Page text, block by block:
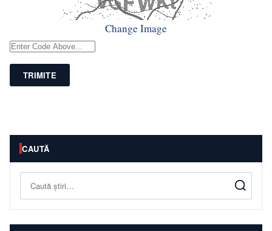
Change Image
TRIMITE
CAUTĂ